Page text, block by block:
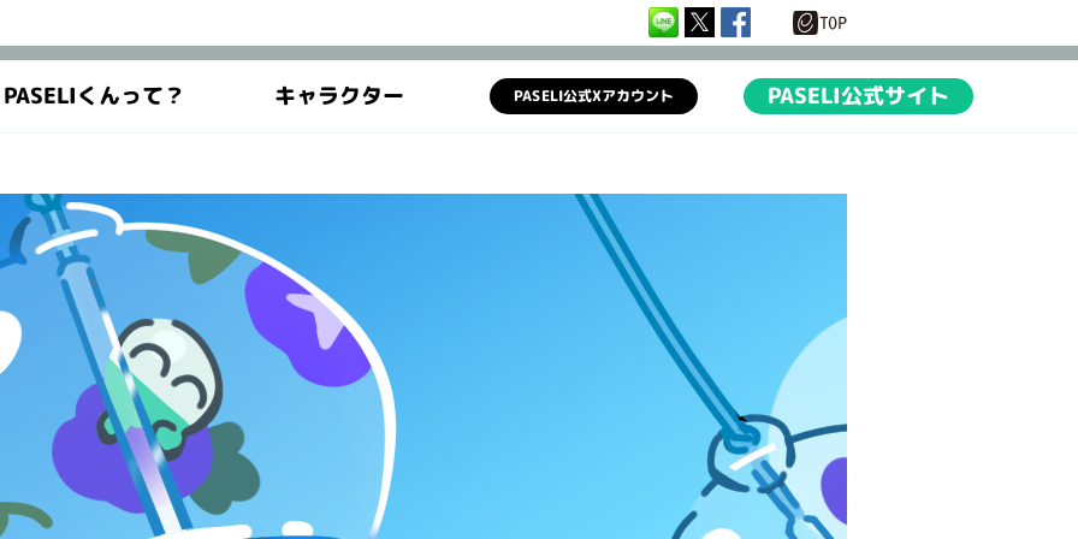
PASELIくんって？ キャラクター PASELI公式Xアカウント PASELI公式サイト